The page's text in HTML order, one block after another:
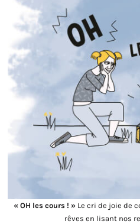
« OH les cours ! » Le cri de joie de
rêves en lisant nos